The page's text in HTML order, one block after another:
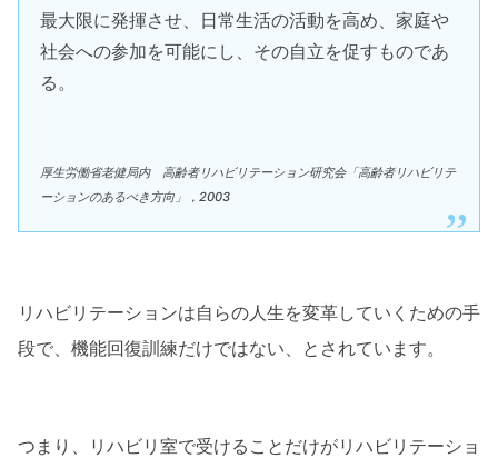
最大限に発揮させ、日常生活の活動を高め、家庭や
社会への参加を可能にし、その自立を促すものであ
る。
厚生労働省老健局内 高齢者リハビリテーション研究会「高齢者リハビリテ
ーションのあるべき方向」，2003
リハビリテーションは自らの人生を変革していくための手
段で、機能回復訓練だけではない、とされています。
つまり、リハビリ室で受けることだけがリハビリテーショ